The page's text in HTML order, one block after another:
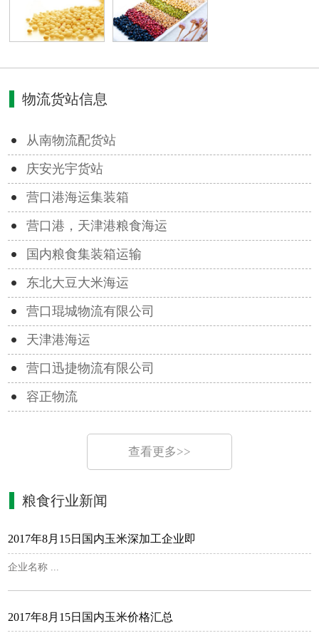
物流货站信息
从南物流配货站
庆安光宇货站
营口港海运集装箱
营口港，天津港粮食海运
国内粮食集装箱运输
东北大豆大米海运
营口琨城物流有限公司
天津港海运
营口迅捷物流有限公司
容正物流
查看更多>>
粮食行业新闻
2017年8月15日国内玉米深加工企业即
企业名称 ...
2017年8月15日国内玉米价格汇总